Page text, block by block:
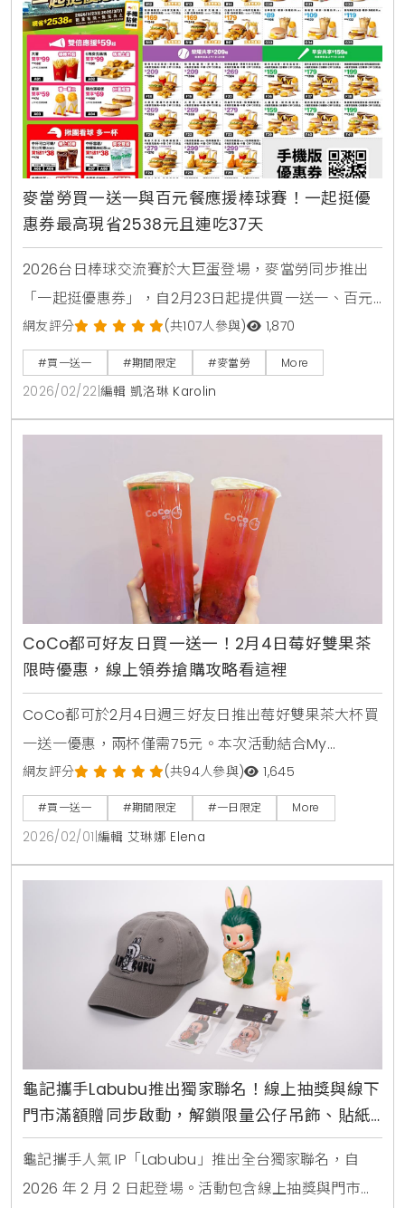
麥當勞買一送一與百元餐應援棒球賽！一起挺優
惠券最高現省2538元且連吃37天
2026台日棒球交流賽於大巨蛋登場，麥當勞同步推出
「一起挺優惠券」，自2月23日起提供買一送一、百元
套餐等優惠，連續37天最高可省2538元。歡樂送更獨
家推出限量10萬個TEAM Taiwan應援鑰匙圈。
網友評分 (共107人參與) 1,870
#買一送一 #期間限定 #麥當勞 More
2026/02/22 編輯 凱洛琳 Karolin
CoCo都可好友日買一送一！2月4日莓好雙果茶
限時優惠，線上領券搶購攻略看這裡
CoCo都可於2月4日週三好友日推出莓好雙果茶大杯買
一送一優惠，兩杯僅需75元。本次活動結合My
Melody美樂蒂聯名粉紅紙杯，提供草莓與蔓越莓融合
紅茶的酸甜滋
網友評分 (共94人參與) 1,645
#買一送一 #期間限定 #一日限定 More
2026/02/01 編輯 艾琳娜 Elena
龜記攜手Labubu推出獨家聯名！線上抽獎與線下
門市滿額贈同步啟動，解鎖限量公仔吊飾、貼紙
與專屬杯款設計
龜記攜手人氣 IP「Labubu」推出全台獨家聯名，自
2026 年 2 月 2 日起登場。活動包含線上抽獎與門市加